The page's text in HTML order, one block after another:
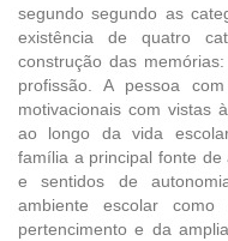
segundo segundo as
existência de quatro
construção das
profissão. A pessoa
motivacionais com vistas
ao longo da vida
família a principal fonte
e sentidos de
ambiente escolar
pertencimento e da